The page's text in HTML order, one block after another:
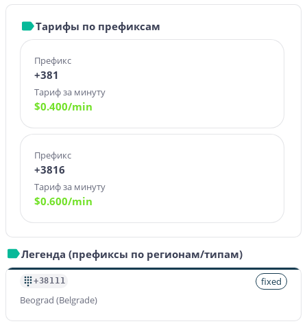
Тарифы по префиксам
Префикс
+381
Тариф за минуту
$0.400/min
Префикс
+3816
Тариф за минуту
$0.600/min
Легенда (префиксы по регионам/типам)
+38111
fixed
Beograd (Belgrade)